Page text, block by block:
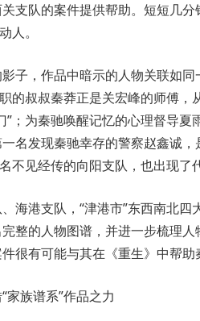
支队的案件提供帮助。短短几
人。
，作品中暗示的人物关联如同
的叔叔秦莽正是关宏峰的师傅，
；为秦驰唤醒记忆的心理督导夏
名发现秦驰幸存的警察赵鑫诚
不见经传的向阳支队，也出现了
港支队，“津港市”东西南北四
整的人物图谱，并进一步梳理
很有可能与其在《重生》中帮助
族谱系”作品之力